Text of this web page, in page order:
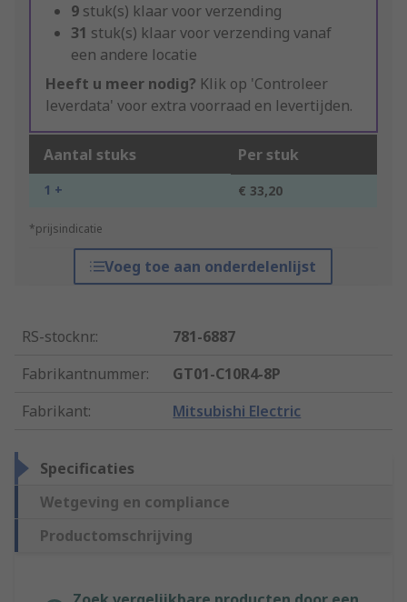
9 stuk(s) klaar voor verzending
31 stuk(s) klaar voor verzending vanaf
een andere locatie
Heeft u meer nodig? Klik op 'Controleer
leverdata' voor extra voorraad en levertijden.
Aantal stuks Per stuk
1 + € 33,20
*prijsindicatie
Voeg toe aan onderdelenlijst
RS-stocknr.:
781-6887
Fabrikantnummer:
GT01-C10R4-8P
Fabrikant: Mitsubishi Electric
Specificaties
Wetgeving en compliance
Productomschrijving